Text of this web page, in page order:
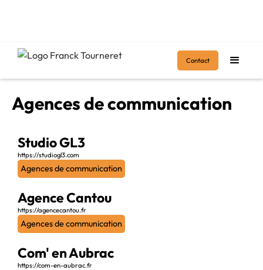
Contact
Accueil Agences de communication
Agences de communication
Studio GL3
https://studiogl3.com
Agences de communication
Agence Cantou
https://agencecantou.fr
Agences de communication
Com' en Aubrac
https://com-en-aubrac.fr